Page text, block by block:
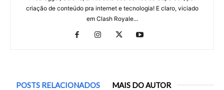
criação de conteúdo pra internet e tecnologia! E claro, viciado
em Clash Royale...
POSTS RELACIONADOS MAIS DO AUTOR